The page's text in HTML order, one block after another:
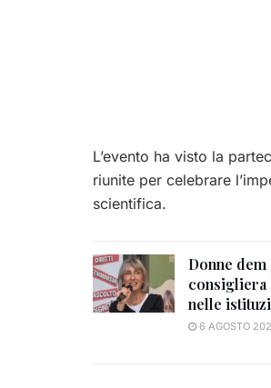
L’evento ha visto la
riunite per celebrare
scientifica.
Donne
consigliera
nelle
6 AGOSTO